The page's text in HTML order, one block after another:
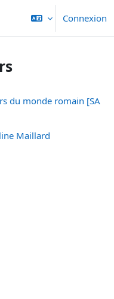
Connexion
du monde romain [SA
Maillard